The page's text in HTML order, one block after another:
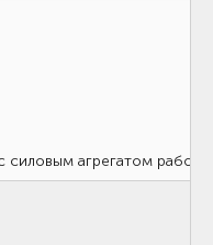
силовым агрегатом